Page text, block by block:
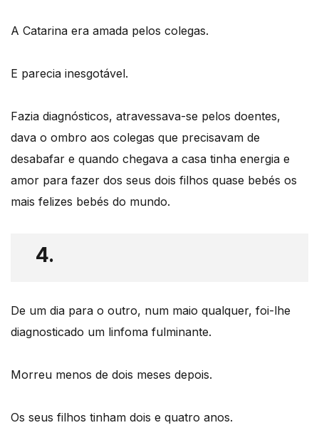
A Catarina era amada pelos colegas.
E parecia inesgotável.
Fazia diagnósticos, atravessava-se pelos doentes,
dava o ombro aos colegas que precisavam de
desabafar e quando chegava a casa tinha energia e
amor para fazer dos seus dois filhos quase bebés os
mais felizes bebés do mundo.
4.
De um dia para o outro, num maio qualquer, foi-lhe
diagnosticado um linfoma fulminante.
Morreu menos de dois meses depois.
Os seus filhos tinham dois e quatro anos.